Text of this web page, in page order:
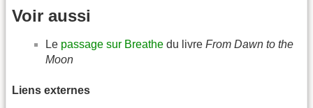
Voir aussi
Le passage sur Breathe du livre From Dawn to the
Moon
Liens externes